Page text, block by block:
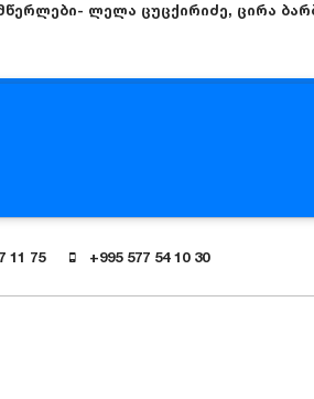
ლელა ცუცქირიძე, ცირა
11 75 +995 577 54 10 30